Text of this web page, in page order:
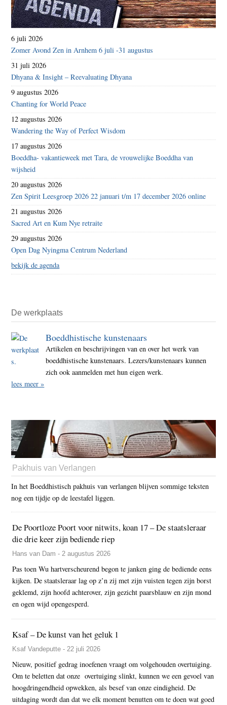
6 juli 2026
Zomer Avond Zen in Arnhem 6 juli -31 augustus
31 juli 2026
Dhyana & Insight – Reevaluating Dhyana
9 augustus 2026
Chanting for World Peace
12 augustus 2026
Wandering the Way of Perfect Wisdom
17 augustus 2026
Boeddha- vakantieweek met Tara, de vrouwelijke Boeddha van
wijsheid
20 augustus 2026
Zen Spirit Leesgroep 2026 22 januari t/m 17 december 2026 online
21 augustus 2026
Sacred Art en Kum Nye retraite
29 augustus 2026
Open Dag Nyingma Centrum Nederland
bekijk de agenda
De werkplaats
Boeddhistische kunstenaars
Artikelen en beschrijvingen van en over het werk van
boeddhistische kunstenaars. Lezers/kunstenaars kunnen
zich ook aanmelden met hun eigen werk.
lees meer »
Pakhuis van Verlangen
In het Boeddhistisch pakhuis van verlangen blijven sommige teksten
nog een tijdje op de leestafel liggen.
De Poortloze Poort voor nitwits, koan 17 – De staatsleraar
die drie keer zijn bediende riep
Hans van Dam - 2 augustus 2026
Pas toen Wu hartverscheurend begon te janken ging de bediende eens
kijken. De staatsleraar lag op z’n zij met zijn vuisten tegen zijn borst
geklemd, zijn hoofd achterover, zijn gezicht paarsblauw en zijn mond
en ogen wijd opengesperd.
Ksaf – De kunst van het geluk 1
Ksaf Vandeputte - 22 juli 2026
Nieuw, positief gedrag inoefenen vraagt om volgehouden overtuiging.
Om te beletten dat onze overtuiging slinkt, kunnen we een gevoel van
hoogdringendheid opwekken, als besef van onze eindigheid. De
uitdaging wordt dan dat we elk moment benutten om te doen wat goed